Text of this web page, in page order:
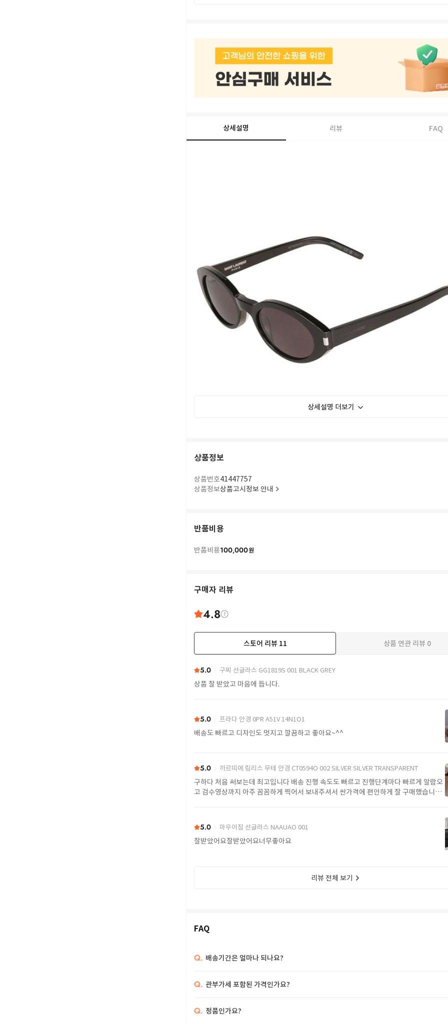
상세설명 리뷰 FAQ
상세설명 더보기
상품정보
상품번호41447757
상품정보상품고시정보 안내
반품비용
반품비용100,000원
구매자 리뷰
4.8
스토어 리뷰 11 상품 연관 리뷰 0
5.0 구찌 선글라스 GG1819S 001 BLACK GREY
상품 잘 받았고 마음에 듭니다.
5.0 프라다 안경 0PR A51V 14N1O1
배송도 빠르고 디자인도 멋지고 깔끔하고 좋아요~^^
5.0 까르띠에 림리스 무테 안경 CT0594O 002 SILVER SILVER TRANSPARENT
구하다 처음 써보는데 최고입니다 배송 진행 속도도 빠르고 진행단계마다 빠르게 알람오
고 검수영상까지 아주 꼼꼼하게 찍어서 보내주셔서 싼가격에 편안하게 잘 구매했습니다.
5.0 마우이짐 선글라스 NAAUAO 001
잘받았어요잘받았어요너무좋아요
리뷰 전체 보기
FAQ
Q. 배송기간은 얼마나 되나요?
Q. 관부가세 포함된 가격인가요?
Q. 정품인가요?